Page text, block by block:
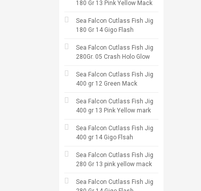
180 Gr 13 Pink Yellow Mack
Sea Falcon Cutlass Fish Jig
180 Gr 14 Gigo Flash
Sea Falcon Cutlass Fish Jig
280Gr. 05 Crash Holo Glow
Sea Falcon Cutlass Fish Jig
400 gr 12 Green Mack
Sea Falcon Cutlass Fish Jig
400 gr 13 Pink Yellow mark
Sea Falcon Cutlass Fish Jig
400 gr 14 Gigo Flsah
Sea Falcon Cutlass Fish Jig
280 Gr 13 pink yellow mack
Sea Falcon Cutlass Fish Jig